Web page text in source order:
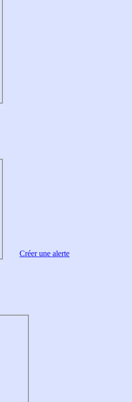
Créer une alerte